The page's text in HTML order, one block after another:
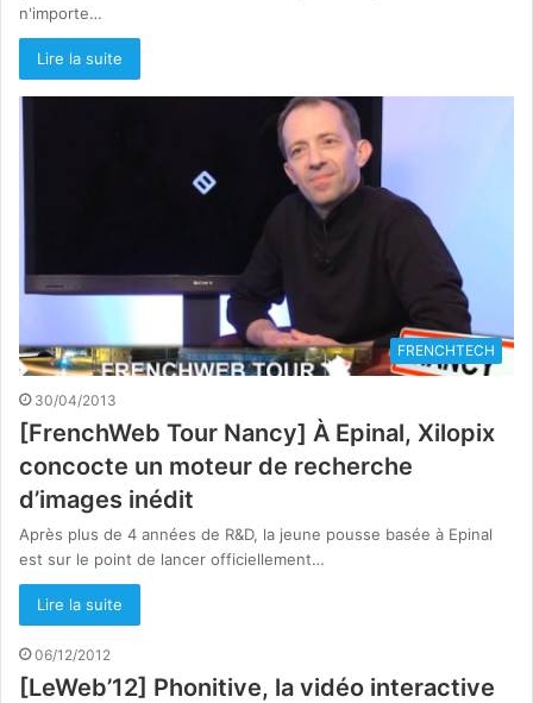
n'importe…
Lire la suite
FRENCHTECH
30/04/2013
[FrenchWeb Tour Nancy] À Epinal, Xilopix
concocte un moteur de recherche
d’images inédit
Après plus de 4 années de R&D, la jeune pousse basée à Epinal
est sur le point de lancer officiellement…
Lire la suite
06/12/2012
[LeWeb’12] Phonitive, la vidéo interactive